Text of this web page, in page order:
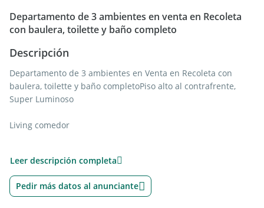
Departamento de 3 ambientes en venta en Recoleta
con baulera, toilette y baño completo
Descripción
Departamento de 3 ambientes en Venta en Recoleta con
baulera, toilette y baño completoPiso alto al contrafrente,
Super Luminoso
Living comedor
Lavadero sectorizado con gran poder de guardado
Leer descripción completa
Pedir más datos al anunciante